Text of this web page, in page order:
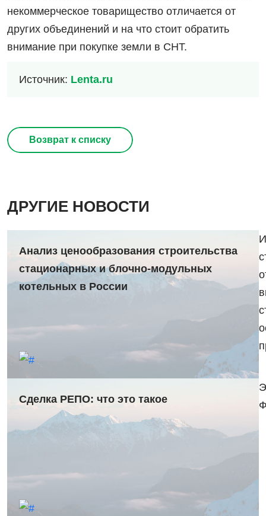
некоммерческое товарищество отличается от
других объединений и на что стоит обратить
внимание при покупке земли в СНТ.
Источник: Lenta.ru
Возврат к списку
ДРУГИЕ НОВОСТИ
Анализ ценообразования строительства
стационарных и блочно-модульных
котельных в России
Сделка РЕПО: что это такое